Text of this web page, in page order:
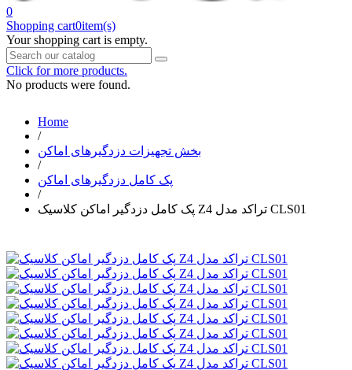
0
Shopping cart0item(s)
Your shopping cart is empty.
Click for more products.
No products were found.
Home
/
بخش تجهیزات دزدگیرهای اماکن
/
پک کامل دزدگیرهای اماکن
/
پک کامل دزدگیر اماکن کلاسیک Z4 تراکد مدل CLS01